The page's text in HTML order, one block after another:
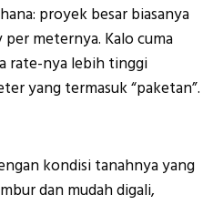
proyek besar biasanya
meternya. Kalo cuma
rate-nya lebih tinggi
yang termasuk “paketan”.
kondisi tanahnya yang
dan mudah digali,